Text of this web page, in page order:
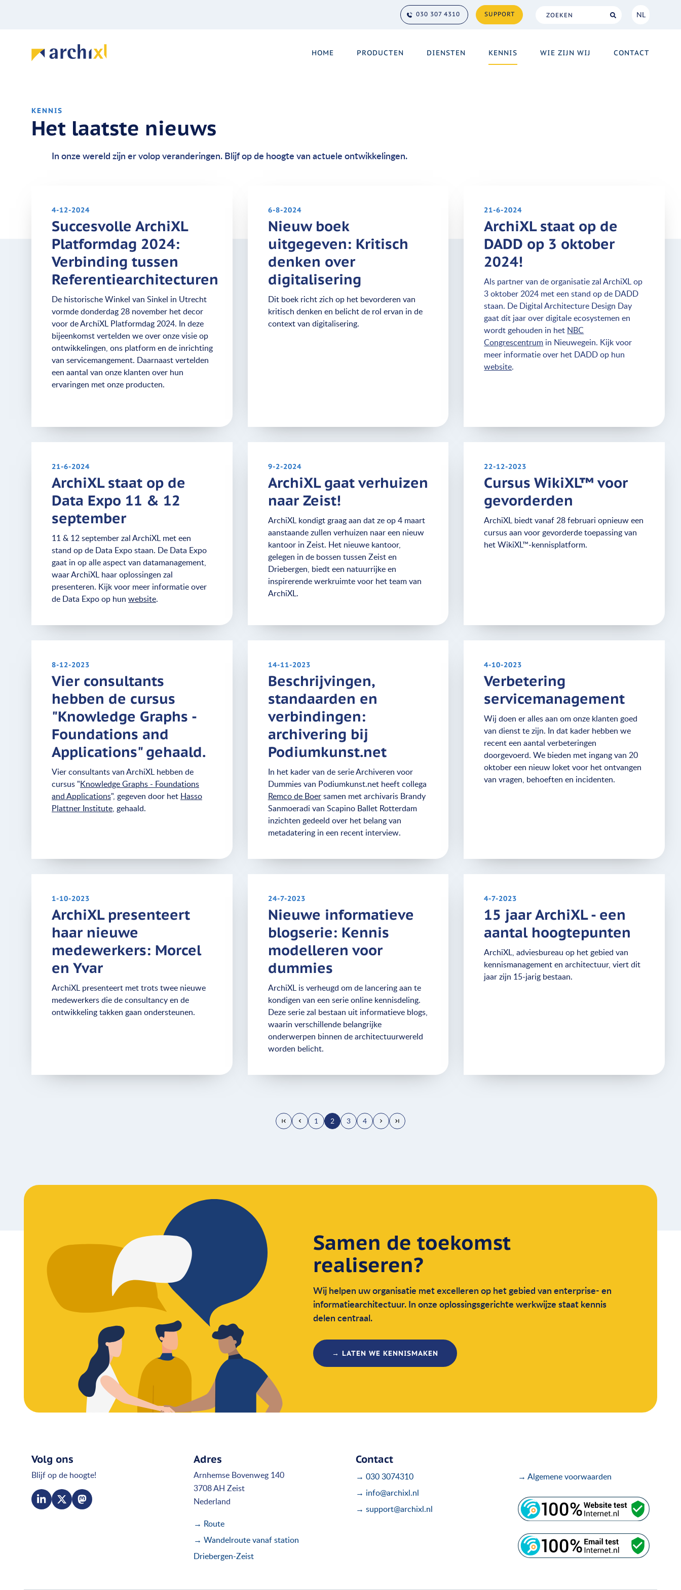
030 307 4310 SUPPORT NL
EN
HOME PRODUCTEN DIENSTEN KENNIS WIE ZIJN WIJ CONTACT
KENNIS
Het laatste nieuws
In onze wereld zijn er volop veranderingen. Blijf op de hoogte van actuele ontwikkelingen.
4-12-2024
Succesvolle ArchiXL
Platformdag 2024:
Verbinding tussen
Referentiearchitecturen
De historische Winkel van Sinkel in Utrecht
vormde donderdag 28 november het decor
voor de ArchiXL Platformdag 2024. In deze
bijeenkomst vertelden we over onze visie op
ontwikkelingen, ons platform en de inrichting
van servicemangement. Daarnaast vertelden
een aantal van onze klanten over hun
ervaringen met onze producten.
6-8-2024
Nieuw boek
uitgegeven: Kritisch
denken over
digitalisering
Dit boek richt zich op het bevorderen van
kritisch denken en belicht de rol ervan in de
context van digitalisering.
21-6-2024
ArchiXL staat op de
DADD op 3 oktober
2024!
Als partner van de organisatie zal ArchiXL op
3 oktober 2024 met een stand op de DADD
staan. De Digital Architecture Design Day
gaat dit jaar over digitale ecosystemen en
wordt gehouden in het NBC
Congrescentrum in Nieuwegein. Kijk voor
meer informatie over het DADD op hun
website.
21-6-2024
ArchiXL staat op de
Data Expo 11 & 12
september
11 & 12 september zal ArchiXL met een
stand op de Data Expo staan. De Data Expo
gaat in op alle aspect van datamanagement,
waar ArchiXL haar oplossingen zal
presenteren. Kijk voor meer informatie over
de Data Expo op hun website.
9-2-2024
ArchiXL gaat verhuizen
naar Zeist!
ArchiXL kondigt graag aan dat ze op 4 maart
aanstaande zullen verhuizen naar een nieuw
kantoor in Zeist. Het nieuwe kantoor,
gelegen in de bossen tussen Zeist en
Driebergen, biedt een natuurrijke en
inspirerende werkruimte voor het team van
ArchiXL.
22-12-2023
Cursus WikiXL™ voor
gevorderden
ArchiXL biedt vanaf 28 februari opnieuw een
cursus aan voor gevorderde toepassing van
het WikiXL™-kennisplatform.
8-12-2023
Vier consultants
hebben de cursus
"Knowledge Graphs -
Foundations and
Applications" gehaald.
Vier consultants van ArchiXL hebben de
cursus "Knowledge Graphs - Foundations
and Applications", gegeven door het Hasso
Plattner Institute, gehaald.
14-11-2023
Beschrijvingen,
standaarden en
verbindingen:
archivering bij
Podiumkunst.net
In het kader van de serie Archiveren voor
Dummies van Podiumkunst.net heeft collega
Remco de Boersamen met archivaris Brandy
Sanmoeradi van Scapino Ballet Rotterdam
inzichten gedeeld over het belang van
metadatering in een recent interview.
4-10-2023
Verbetering
servicemanagement
Wij doen er alles aan om onze klanten goed
van dienst te zijn. In dat kader hebben we
recent een aantal verbeteringen
doorgevoerd. We bieden met ingang van 20
oktober een nieuw loket voor het ontvangen
van vragen, behoeften en incidenten.
1-10-2023
ArchiXL presenteert
haar nieuwe
medewerkers: Morcel
en Yvar
ArchiXL presenteert met trots twee nieuwe
medewerkers die de consultancy en de
ontwikkeling takken gaan ondersteunen.
24-7-2023
Nieuwe informatieve
blogserie: Kennis
modelleren voor
dummies
ArchiXL is verheugd om de lancering aan te
kondigen van een serie online kennisdeling.
Deze serie zal bestaan uit informatieve blogs,
waarin verschillende belangrijke
onderwerpen binnen de architectuurwereld
worden belicht.
4-7-2023
15 jaar ArchiXL - een
aantal hoogtepunten
ArchiXL, adviesbureau op het gebied van
kennismanagement en architectuur, viert dit
jaar zijn 15-jarig bestaan.
1 2 3 4
Samen de toekomst
realiseren?
Wij helpen uw organisatie met excelleren op het gebied van enterprise- en
informatie­architectuur. In onze oplossingsgerichte werkwijze staat kennis
delen centraal.
→ LATEN WE KENNISMAKEN
Volg ons
Blijf op de hoogte!
Adres
Arnhemse Bovenweg 140
3708 AH Zeist
Nederland
→ Route
→ Wandelroute vanaf station
Driebergen-Zeist
Contact
→ 030 3074310
→ info@archixl.nl
→ support@archixl.nl
→ Algemene voorwaarden